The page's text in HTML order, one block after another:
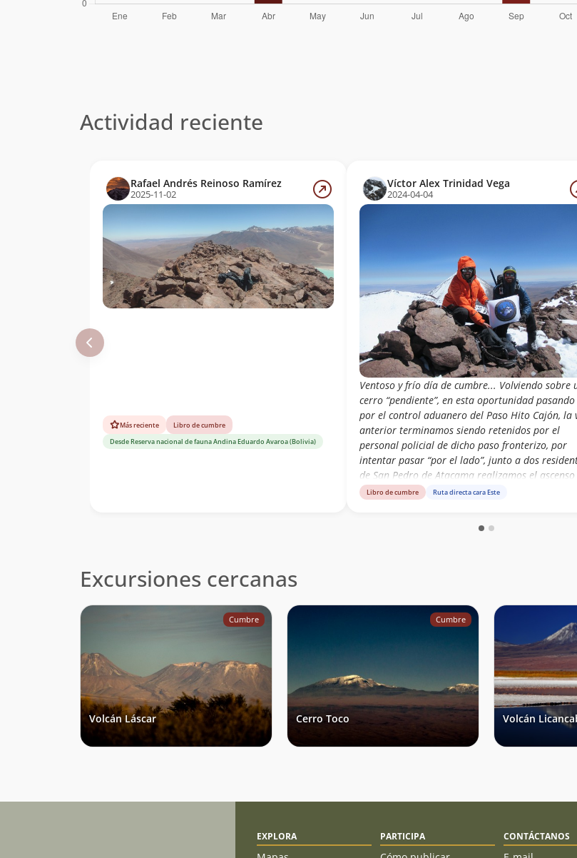
Actividad reciente
Rafael Andrés Reinoso Ramírez
2025-11-02
Más reciente
Libro de cumbre
Desde Reserva nacional de fauna Andina Eduardo Avaroa (Bolivia)
Víctor Alex Trinidad Vega
2024-04-04
Ventoso y frío día de cumbre... Volviendo sobre
cerro “pendiente”, en esta oportunidad pasando
por el control aduanero del Paso Hito Cajón, la
anterior terminamos siendo retenidos por el
personal policial de dicho paso fronterizo, por
intentar pasar “por el lado”, junto a dos
de San Pedro de Atacama realizamos el ascenso
del Volcán Juriques 5.704msnm. A través de su
En la cumbre el GPSr marcó 1.213m de desnivel
Libro de cumbre Ruta directa cara Este
Excursiones cercanas
Cumbre
Volcán Láscar
Cumbre
Cerro Toco Volcán
EXPLORA PARTICIPA CONTÁCTANOS